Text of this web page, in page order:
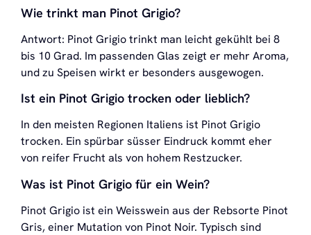
Wie trinkt man Pinot Grigio?
Antwort: Pinot Grigio trinkt man leicht gekühlt bei 8
bis 10 Grad. Im passenden Glas zeigt er mehr Aroma,
und zu Speisen wirkt er besonders ausgewogen.
Ist ein Pinot Grigio trocken oder lieblich?
In den meisten Regionen Italiens ist Pinot Grigio
trocken. Ein spürbar süsser Eindruck kommt eher
von reifer Frucht als von hohem Restzucker.
Was ist Pinot Grigio für ein Wein?
Pinot Grigio ist ein Weisswein aus der Rebsorte Pinot
Gris, einer Mutation von Pinot Noir. Typisch sind